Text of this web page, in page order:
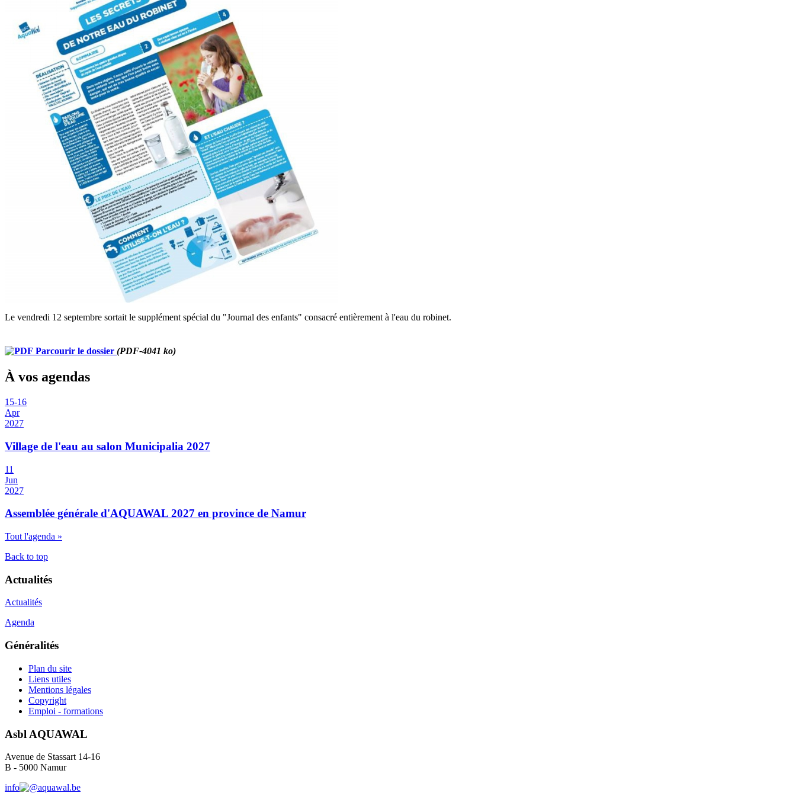
Le vendredi 12 septembre sortait le supplément spécial du "Journal des enfants" consacré entièrement à l'eau du robinet.
Parcourir le dossier (PDF-4041 ko)
À vos agendas
15-16
Apr
2027
Village de l'eau au salon Municipalia 2027
11
Jun
2027
Assemblée générale d'AQUAWAL 2027 en province de Namur
Tout l'agenda »
Back to top
Actualités
Actualités
Agenda
Généralités
Plan du site
Liens utiles
Mentions légales
Copyright
Emploi - formations
Asbl AQUAWAL
Avenue de Stassart 14-16
B - 5000 Namur
info
aquawal.be